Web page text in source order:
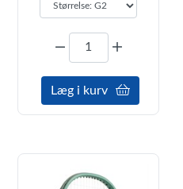
Læg i kurv